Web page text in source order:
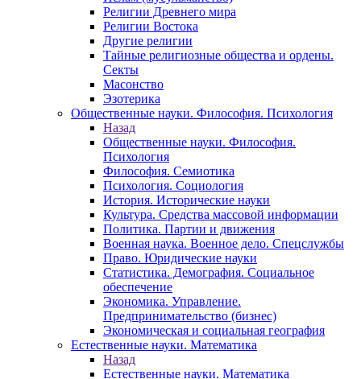
Религии Древнего мира
Религии Востока
Другие религии
Тайные религиозные общества и ордены.
Секты
Масонство
Эзотерика
Общественные науки. Философия. Психология
Назад
Общественные науки. Философия.
Психология
Философия. Семиотика
Психология. Социология
История. Исторические науки
Культура. Средства массовой информации
Политика. Партии и движения
Военная наука. Военное дело. Спецслужбы
Право. Юридические науки
Статистика. Демография. Социальное
обеспечение
Экономика. Управление.
Предпринимательство (бизнес)
Экономическая и социальная география
Естественные науки. Математика
Назад
Естественные науки. Математика